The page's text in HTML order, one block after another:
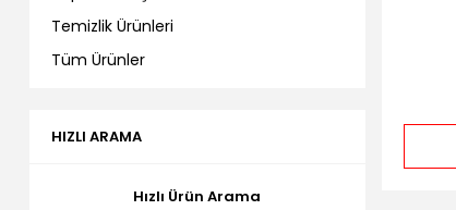
Temizlik Ürünleri
Tüm Ürünler
HIZLI ARAMA
Hızlı Ürün Arama